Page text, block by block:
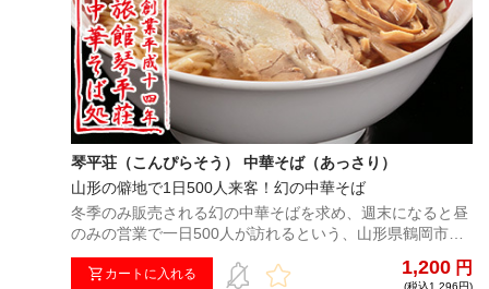
琴平荘（こんぴらそう） 中華そば（あっさり）
山形の僻地で1日500人来客！幻の中華そば
冬季のみ販売される幻の中華そばを求め、週末になると昼
のみの営業で一日500人が訪れるという、山形県鶴岡市に
ある旅館「琴平荘」。上質な淡麗醤油スープ、自家製ちぢ
れ麺、国産チャーシューとこだわりメンマが芸術的なハー
カートに入れる 1,200 円
(税込1,296円)